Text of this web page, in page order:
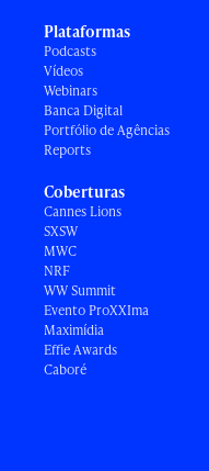
Plataformas
Podcasts
Vídeos
Webinars
Banca Digital
Portfólio de Agências
Reports
Coberturas
Cannes Lions
SXSW
MWC
NRF
WW Summit
Evento ProXXIma
Maximídia
Effie Awards
Caboré